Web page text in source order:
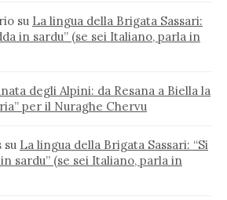
su La lingua della Brigata Sassari:
in sardu” (se sei Italiano, parla in
degli Alpini: da Resana a Biella la
per il Nuraghe Chervu
su La lingua della Brigata Sassari: “Si
sardu” (se sei Italiano, parla in